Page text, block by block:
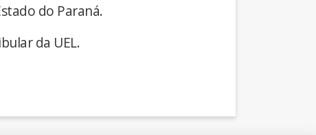
do Paraná.
da UEL.